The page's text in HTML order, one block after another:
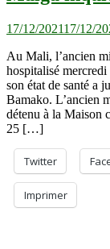
17/12/202117/12/
Au Mali, l’ancien
hospitalisé
son état de santé a
Bamako. L’ancien
détenu à la Maison
25 […]
Twitter
Imprimer